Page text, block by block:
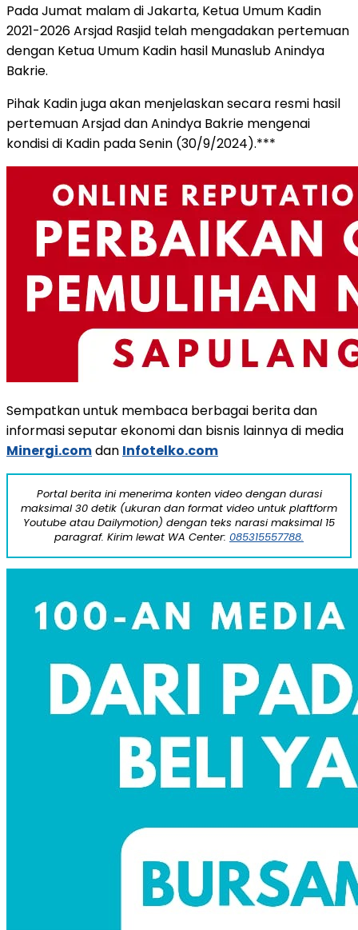
Pada Jumat malam di Jakarta, Ketua Umum Kadin
2021-2026 Arsjad Rasjid telah mengadakan pertemuan
dengan Ketua Umum Kadin hasil Munaslub Anindya
Bakrie.
Pihak Kadin juga akan menjelaskan secara resmi hasil
pertemuan Arsjad dan Anindya Bakrie mengenai
kondisi di Kadin pada Senin (30/9/2024).***
Sempatkan untuk membaca berbagai berita dan
informasi seputar ekonomi dan bisnis lainnya di media
Minergi.comdan Infotelko.com
Portal berita ini menerima konten video dengan durasi
maksimal 30 detik (ukuran dan format video untuk plaftform
Youtube atau Dailymotion) dengan teks narasi maksimal 15
paragraf. Kirim lewat WA Center: 085315557788.